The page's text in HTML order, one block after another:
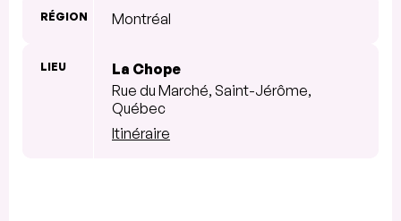
RÉGION Montréal
LIEU
La Chope
Rue du Marché, Saint-Jérôme,
Québec
Itinéraire